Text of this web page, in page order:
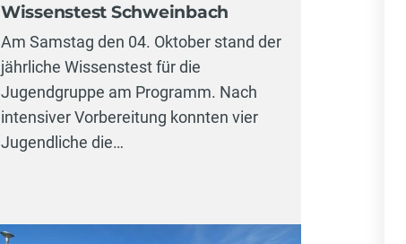
Wissenstest Schweinbach
Am Samstag den 04. Oktober stand der
jährliche Wissenstest für die
Jugendgruppe am Programm. Nach
intensiver Vorbereitung konnten vier
Jugendliche die…